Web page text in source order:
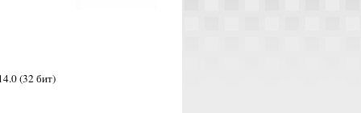
(32 бит)